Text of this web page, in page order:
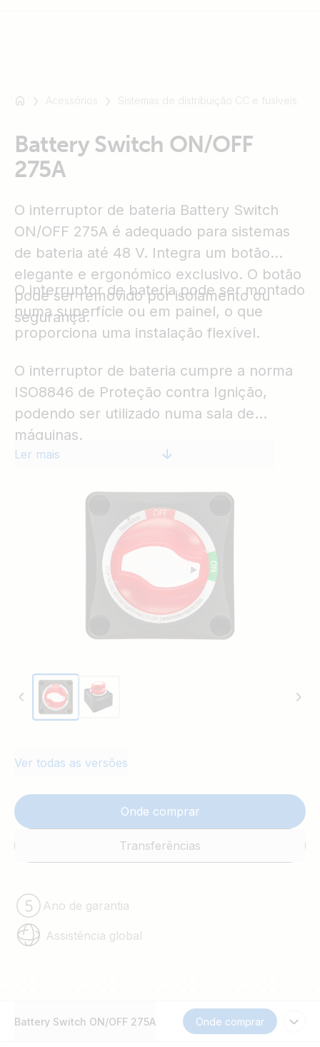
Por
SmartSolar
Multiplus-
XS
SmartShunt
Acessórios Sistemas de distribuição CC e fusíveis
Battery Switch ON/OFF
275A
O interruptor de bateria Battery Switch
ON/OFF 275A é adequado para sistemas
de bateria até 48 V. Integra um botão
elegante e ergonómico exclusivo. O botão
pode ser removido por isolamento ou
segurança.
O interruptor de bateria pode ser montado
numa superfície ou em painel, o que
proporciona uma instalação flexível.
O interruptor de bateria cumpre a norma
ISO8846 de Proteção contra Ignição,
podendo ser utilizado numa sala de
máquinas.
Ler mais
Ver todas as versões
Onde comprar
Transferências
Ano de garantia
Assistência global
Battery Switch ON/OFF 275A Onde comprar